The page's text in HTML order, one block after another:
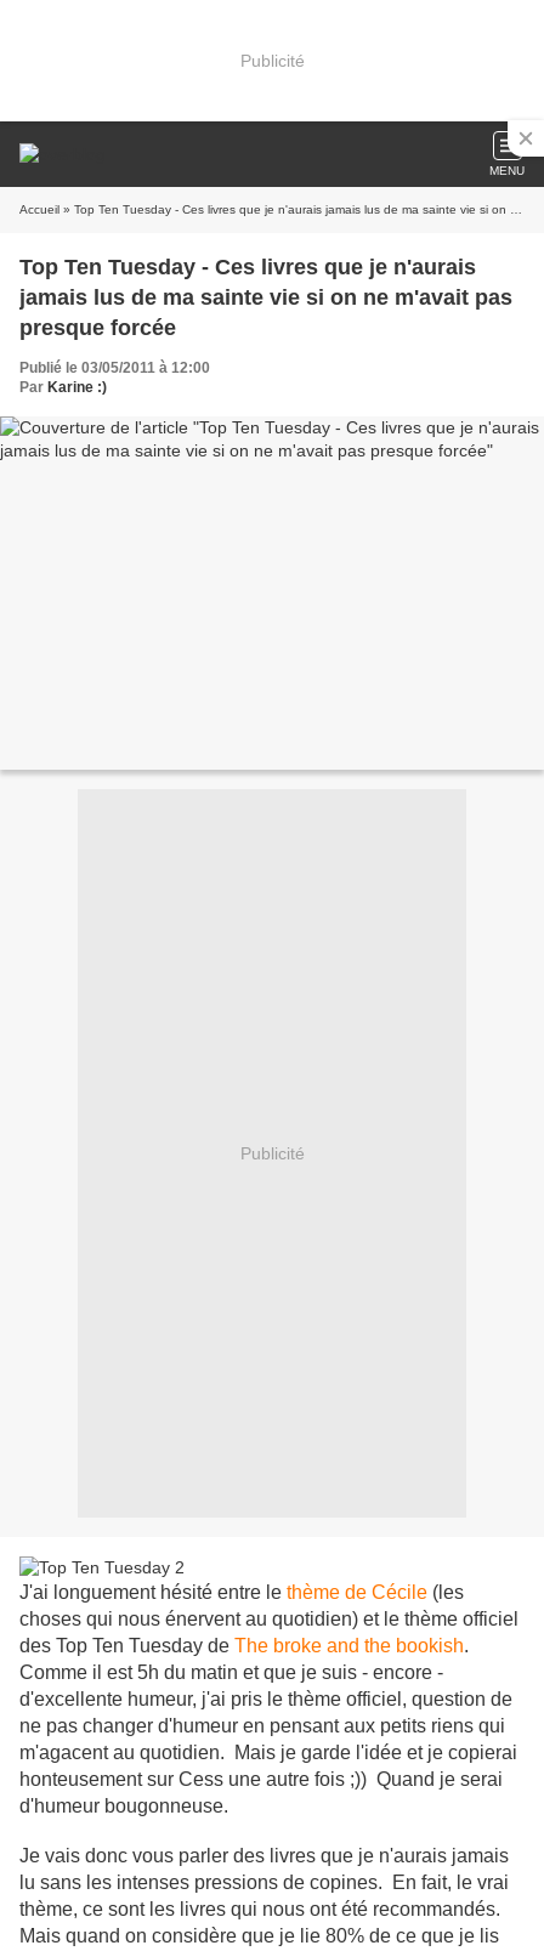
Publicité
MENU
Accueil » Top Ten Tuesday - Ces livres que je n'aurais jamais lus de ma sainte vie si on ne m'avait pas presque forcée
Top Ten Tuesday - Ces livres que je n'aurais
jamais lus de ma sainte vie si on ne m'avait pas
presque forcée
Publié le 03/05/2011 à 12:00
Par Karine :)
Publicité
J'ai longuement hésité entre le thème de Cécile (les
choses qui nous énervent au quotidien) et le thème officiel
des Top Ten Tuesday de The broke and the bookish.
Comme il est 5h du matin et que je suis - encore -
d'excellente humeur, j'ai pris le thème officiel, question de
ne pas changer d'humeur en pensant aux petits riens qui
m'agacent au quotidien. Mais je garde l'idée et je copierai
honteusement sur Cess une autre fois ;)) Quand je serai
d'humeur bougonneuse.
Je vais donc vous parler des livres que je n'aurais jamais
lu sans les intenses pressions de copines. En fait, le vrai
thème, ce sont les livres qui nous ont été recommandés.
Mais quand on considère que je lie 80% de ce que je lis